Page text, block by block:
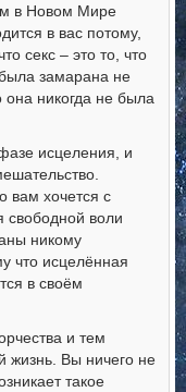
в Новом Мире
в вас потому,
секс – это то, что
замарана не
она никогда не была
исцеления, и
вам хочется с
свободной воли
никому
что исцелённая
в своём
и тем
жизнь. Вы ничего не
такое